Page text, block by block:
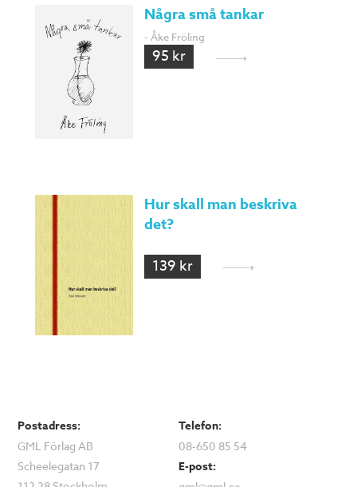
Några små tankar
- Åke Fröling
95 kr
Hur skall man beskriva
det?
139 kr
Postadress:
GML Förlag AB
Scheelegatan 17
Telefon:
08-650 85 54
E-post: